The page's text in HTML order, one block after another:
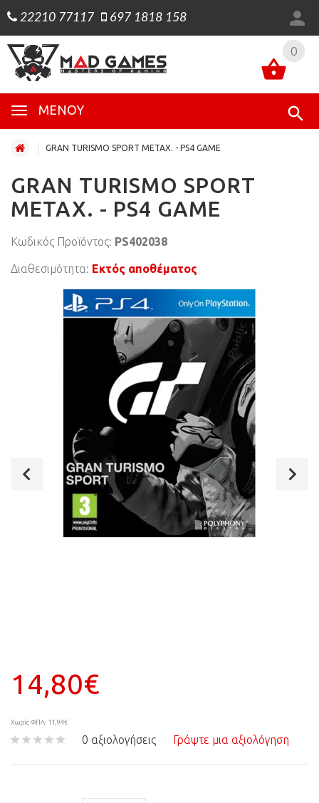
22210 77117 697 1818 158
0
ΜΕΝΟΎ
0
GRAN TURISMO SPORT ΜΕΤΑΧ. - PS4 GAME
GRAN TURISMO SPORT
ΜΕΤΑΧ. - PS4 GAME
Κωδικός Προϊόντος: PS402038
Διαθεσιμότητα: Εκτός αποθέματος
14,80€
Χωρίς ΦΠΑ: 11,94€
0 αξιολογήσεις Γράψτε μια αξιολόγηση